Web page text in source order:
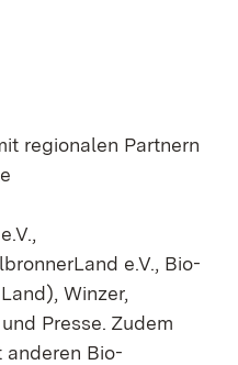
regionalen Partnern
e.V., Bio-
Winzer,
Presse. Zudem
Bio-